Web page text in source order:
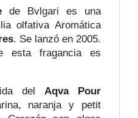
de Bvlgari es una
olfativa Aromática
. Se lanzó en 2005.
esta fragancia es
del Aqva Pour
naranja y petit